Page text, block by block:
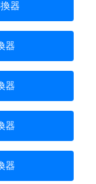
器
器
器
器
器